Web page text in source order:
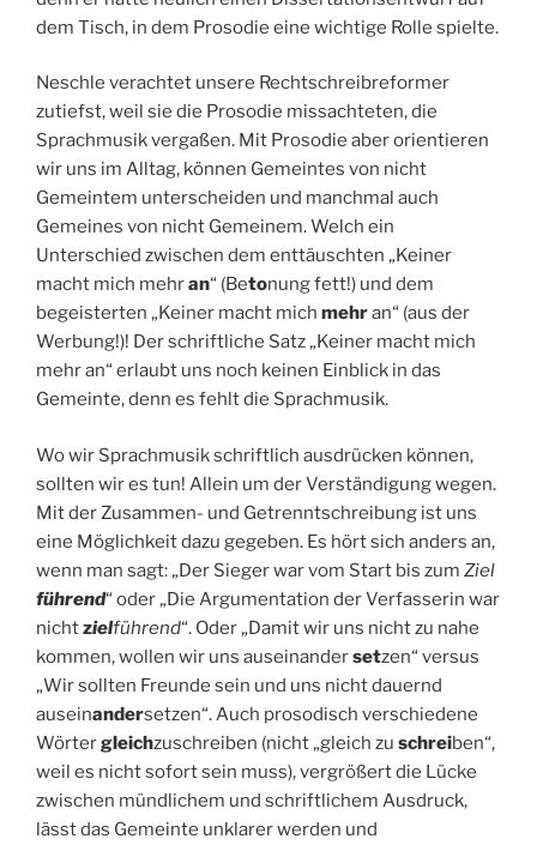
dem Tisch, in dem Prosodie eine wichtige Rolle spielte.
Neschle verachtet unsere Rechtschreibreformer
zutiefst, weil sie die Prosodie missachteten, die
Sprachmusik vergaßen. Mit Prosodie aber orientieren
wir uns im Alltag, können Gemeintes von nicht
Gemeintem unterscheiden und manchmal auch
Gemeines von nicht Gemeinem. Welch ein
Unterschied zwischen dem enttäuschten „Keiner
macht mich mehran“ (Betonung fett!) und dem
begeisterten „Keiner macht mich mehran“ (aus der
Werbung!)! Der schriftliche Satz „Keiner macht mich
mehr an“ erlaubt uns noch keinen Einblick in das
Gemeinte, denn es fehlt die Sprachmusik.
Wo wir Sprachmusik schriftlich ausdrücken können,
sollten wir es tun! Allein um der Verständigung wegen.
Mit der Zusammen- und Getrenntschreibung ist uns
eine Möglichkeit dazu gegeben. Es hört sich anders an,
wenn man sagt: „Der Sieger war vom Start bis zum Ziel
führend“ oder „Die Argumentation der Verfasserin war
nichtzielführend“. Oder „Damit wir uns nicht zu nahe
kommen, wollen wir uns auseinandersetzen“ versus
„Wir sollten Freunde sein und uns nicht dauernd
auseinandersetzen“. Auch prosodisch verschiedene
Wörtergleichzuschreiben (nicht „gleich zu schreiben“,
weil es nicht sofort sein muss), vergrößert die Lücke
zwischen mündlichem und schriftlichem Ausdruck,
lässt das Gemeinte unklarer werden und